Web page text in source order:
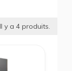
Il y a 4 produits.